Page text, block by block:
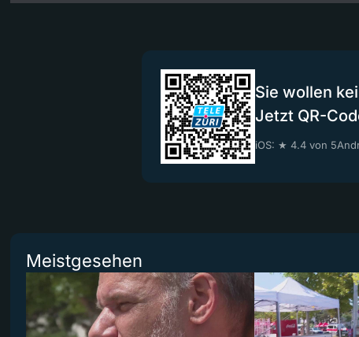
Sie wollen
Jetzt QR-
iOS: ★ 4.4 von 5
Meistgesehen